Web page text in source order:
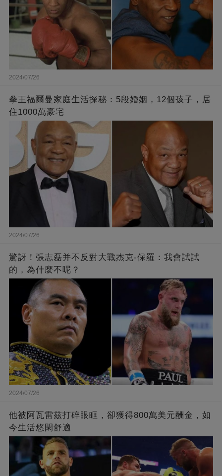
2024/07/26
拳王福爾曼家庭生活探秘：5段婚姻，12個孩子，居
住1000萬豪宅
2024/07/26
驚訝！張志磊并不反對大戰杰克-保羅：我會試試
的，為什麼不呢？
2024/07/26
他被阿瓦雷茲打碎眼眶，卻獲得800萬美元酬金，如
今生活悠閑舒適